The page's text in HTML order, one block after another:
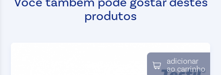
produtos
adicionar
ao carrinho